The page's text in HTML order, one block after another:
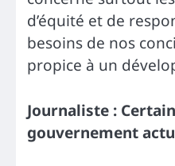
d’équité et de
besoins de nos
propice à un
Journaliste :
gouvernement